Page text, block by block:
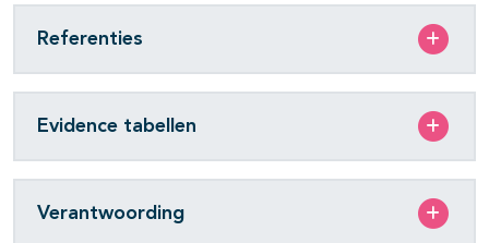
Referenties
Evidence tabellen
Verantwoording